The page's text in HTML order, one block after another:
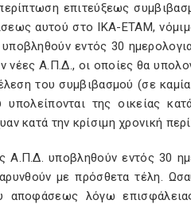
επιτεύξεως
αυτού στο ΙΚΑ-ΕΤΑΜ,
υποβληθούν εντός 30
Α.Π.Δ., οι οποίες θα
του συμβιβασμού (σε
της οικείας
κατά την κρίσιμη χρονική
Α.Π.Δ. υποβληθούν εντός 30
με πρόσθετα τέλη.
αποφάσεως λόγω